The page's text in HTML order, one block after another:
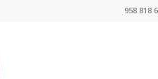
958 818